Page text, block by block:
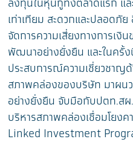
ลงทุนในหุ้นกู้ทั้งตลาดแรก แล
เท่าเทียม สะดวกและปลอดภั
จัดการความเสี่ยงทางการเ
พัฒนาอย่างยั่งยืน และในครั้ง
ประสบการณ์ความเชี่ยวชาญ
สภาพคล่องของบริษัท มาผน
อย่างยั่งยืน จับมือกับปตท.สผ
บริหารสภาพคล่องเชื่อมโยง
Linked Investment